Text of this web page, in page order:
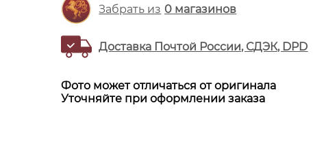
Забрать из 0 магазинов
Доставка Почтой России, СДЭК, DPD
Фото может отличаться от оригинала
Уточняйте при оформлении заказа